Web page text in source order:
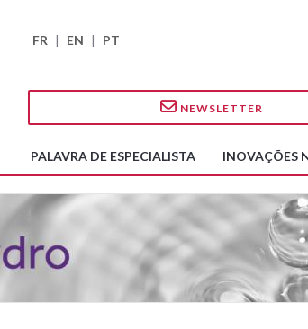
FR | EN | PT
NEWSLETTER
PALAVRA DE ESPECIALISTA INOVAÇÕES